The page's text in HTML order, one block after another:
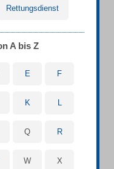
Rettungsdienst
A bis Z
E F
K L
Q R
W X